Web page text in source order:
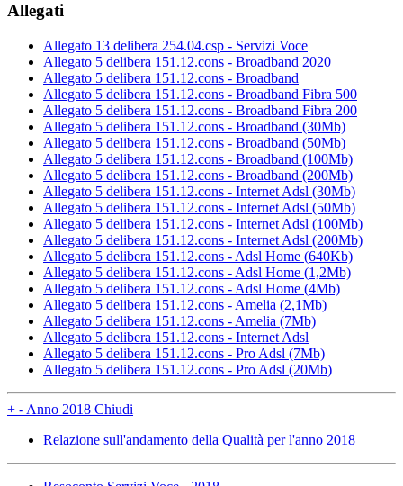
Allegati
Allegato 13 delibera 254.04.csp - Servizi Voce
Allegato 5 delibera 151.12.cons - Broadband 2020
Allegato 5 delibera 151.12.cons - Broadband
Allegato 5 delibera 151.12.cons - Broadband Fibra 500
Allegato 5 delibera 151.12.cons - Broadband Fibra 200
Allegato 5 delibera 151.12.cons - Broadband (30Mb)
Allegato 5 delibera 151.12.cons - Broadband (50Mb)
Allegato 5 delibera 151.12.cons - Broadband (100Mb)
Allegato 5 delibera 151.12.cons - Broadband (200Mb)
Allegato 5 delibera 151.12.cons - Internet Adsl (30Mb)
Allegato 5 delibera 151.12.cons - Internet Adsl (50Mb)
Allegato 5 delibera 151.12.cons - Internet Adsl (100Mb)
Allegato 5 delibera 151.12.cons - Internet Adsl (200Mb)
Allegato 5 delibera 151.12.cons - Adsl Home (640Kb)
Allegato 5 delibera 151.12.cons - Adsl Home (1,2Mb)
Allegato 5 delibera 151.12.cons - Adsl Home (4Mb)
Allegato 5 delibera 151.12.cons - Amelia (2,1Mb)
Allegato 5 delibera 151.12.cons - Amelia (7Mb)
Allegato 5 delibera 151.12.cons - Internet Adsl
Allegato 5 delibera 151.12.cons - Pro Adsl (7Mb)
Allegato 5 delibera 151.12.cons - Pro Adsl (20Mb)
+ - Anno 2018 Chiudi
Relazione sull'andamento della Qualità per l'anno 2018